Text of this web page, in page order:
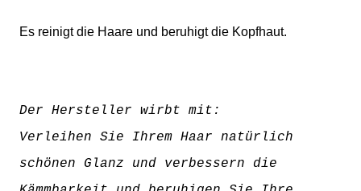
Es reinigt die Haare und beruhigt die Kopfhaut.
Der Hersteller wirbt mit:
Verleihen Sie Ihrem Haar natürlich
schönen Glanz und verbessern die